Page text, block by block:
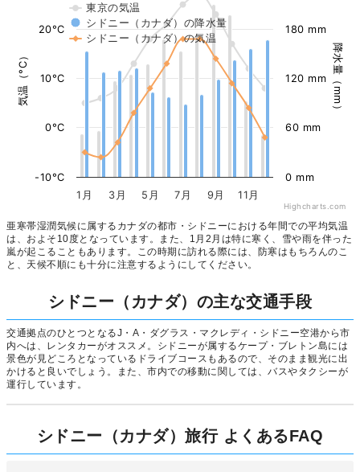
気温（°C） 降水量（mm）
東京の気温
シドニー（カナダ）の降水量
シドニー（カナダ）の気温
1月 3月 5月 7月 9月 11月
-10°C
0°C
10°C
20°C
0 mm
60 mm
120 mm
180 mm
Highcharts.com
亜寒帯湿潤気候に属するカナダの都市・シドニーにおける年間での平均気温
は、およそ10度となっています。また、1月2月は特に寒く、雪や雨を伴った
嵐が起こることもあります。この時期に訪れる際には、防寒はもちろんのこ
と、天候不順にも十分に注意するようにしてください。
シドニー（カナダ）の主な交通手段
交通拠点のひとつとなるJ・A・ダグラス・マクレディ・シドニー空港から市
内へは、レンタカーがオススメ。シドニーが属するケープ・ブレトン島には
景色が見どころとなっているドライブコースもあるので、そのまま観光に出
かけると良いでしょう。また、市内での移動に関しては、バスやタクシーが
運行しています。
シドニー（カナダ）旅行 よくあるFAQ